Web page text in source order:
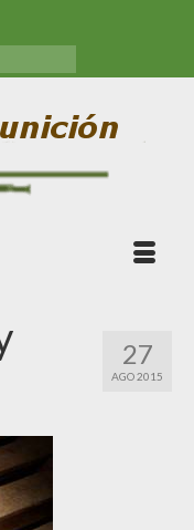
27
AGO 2015